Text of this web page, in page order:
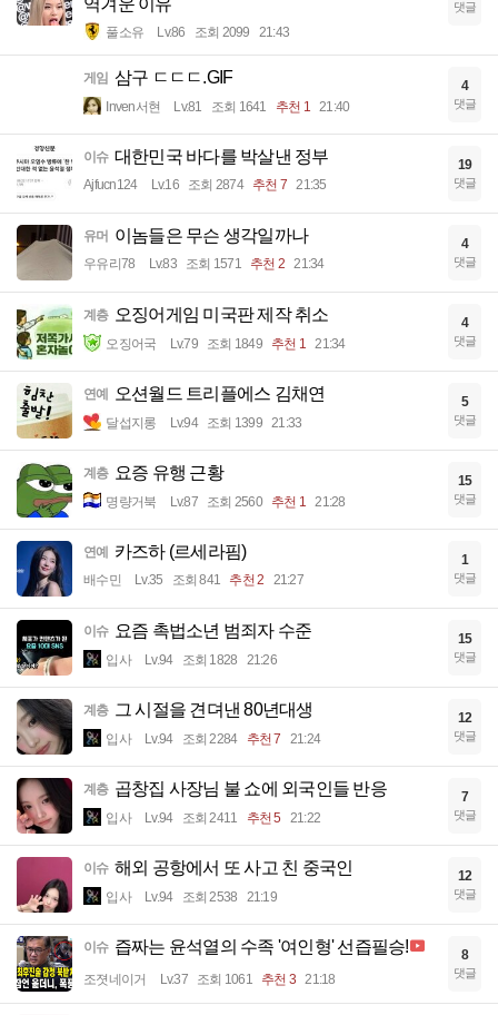
역겨운 이유
풀소유 Lv.86 조회 2099 21:43
댓글
게임 삼구 ㄷㄷㄷ.GIF
Inven서현 Lv.81 조회 1641 추천 1 21:40
4
댓글
이슈 대한민국 바다를 박살낸 정부
Ajfucn124 Lv.16 조회 2874 추천 7 21:35
19
댓글
유머 이놈들은 무슨 생각일까나
우유리78 Lv.83 조회 1571 추천 2 21:34
4
댓글
계층 오징어게임 미국판 제작 취소
오징어국 Lv.79 조회 1849 추천 1 21:34
4
댓글
연예 오션월드 트리플에스 김채연
달섭지롱 Lv.94 조회 1399 21:33
5
댓글
계층 요증 유행 근황
명량거북 Lv.87 조회 2560 추천 1 21:28
15
댓글
연예 카즈하 (르세라핌)
배수민 Lv.35 조회 841 추천 2 21:27
1
댓글
이슈 요즘 촉법소년 범죄자 수준
입사 Lv.94 조회 1828 21:26
15
댓글
계층 그 시절을 견뎌낸 80년대생
입사 Lv.94 조회 2284 추천 7 21:24
12
댓글
계층 곱창집 사장님 불 쇼에 외국인들 반응
입사 Lv.94 조회 2411 추천 5 21:22
7
댓글
이슈 해외 공항에서 또 사고 친 중국인
입사 Lv.94 조회 2538 21:19
12
댓글
이슈 즙짜는 윤석열의 수족 '여인형' 선즙필승!
조졋네이거 Lv.37 조회 1061 추천 3 21:18
8
댓글